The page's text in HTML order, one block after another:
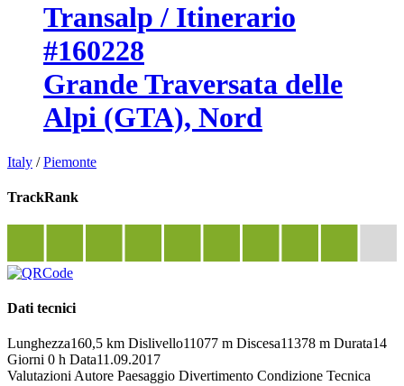
Transalp / Itinerario
#160228
Grande Traversata delle
Alpi (GTA), Nord
Italy /Piemonte
TrackRank
Dati tecnici
Lunghezza160,5 km Dislivello11077 m Discesa11378 m Durata14
Giorni 0 h Data11.09.2017
Valutazioni Autore Paesaggio Divertimento Condizione Tecnica